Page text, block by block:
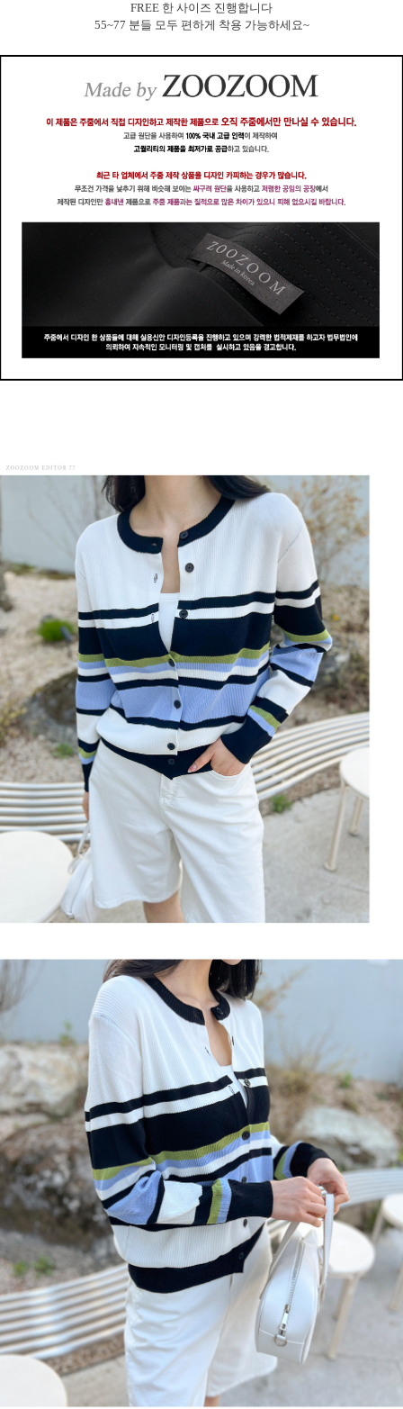
FREE 한 사이즈 진행합니다
55~77 분들 모두 편하게 착용 가능하세요~